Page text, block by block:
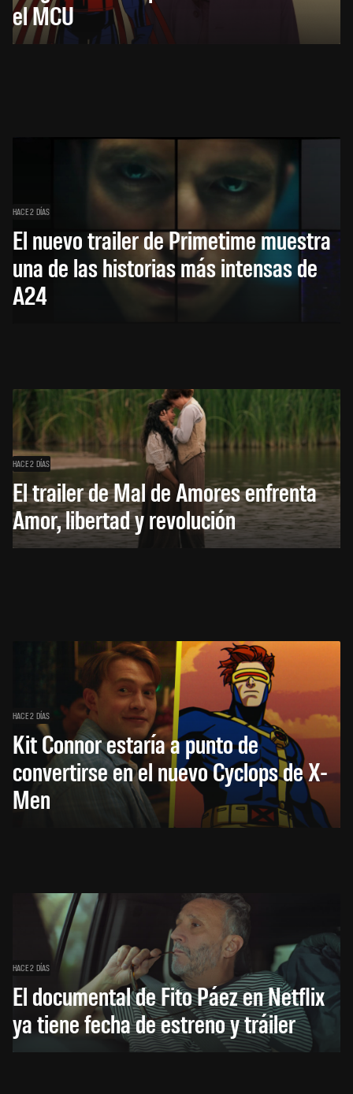
el MCU
HACE 2 DÍAS
El nuevo trailer de Primetime muestra
una de las historias más intensas de
A24
HACE 2 DÍAS
El trailer de Mal de Amores enfrenta
Amor, libertad y revolución
HACE 2 DÍAS
Kit Connor estaría a punto de
convertirse en el nuevo Cyclops de X-
Men
HACE 2 DÍAS
El documental de Fito Páez en Netflix
ya tiene fecha de estreno y tráiler